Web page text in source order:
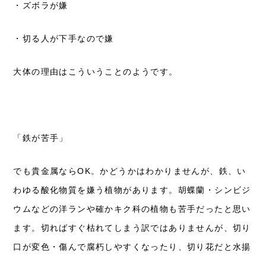
・ズボラが嫌
・切る人が下手なので嫌
大体の理由はこういうことのようです。
「鉄が苦手」
でも貴金属ならOK。かどうかはわかりませんが、鉄、い
わゆる酸化物質を嫌う植物があります。胡蝶蘭・シンビジ
ウムなどの洋ランや確かキク科の植物も苦手だったと思い
ます。切ればすぐ枯れてしまう訳ではありませんが、切り
口が変色・傷んで腐朽しやすくなったり、切り花だと水揚